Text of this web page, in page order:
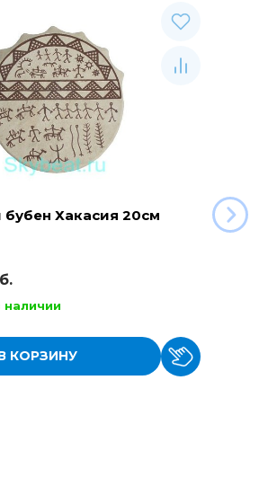
Хакасия 20см
наличии
КОРЗИНУ